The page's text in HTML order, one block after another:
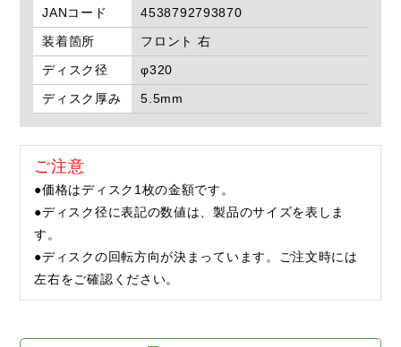
JANコード
4538792793870
装着箇所
フロント 右
ディスク径
φ320
ディスク厚み
5.5mm
ご注意
●価格はディスク1枚の金額です。
●ディスク径に表記の数値は、製品のサイズを表しま
す。
●ディスクの回転方向が決まっています。ご注文時には
左右をご確認ください。